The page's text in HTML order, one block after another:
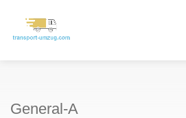
General-A